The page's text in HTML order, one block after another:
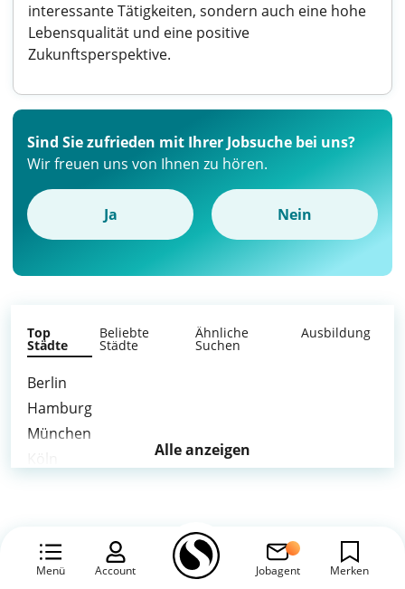
interessante Tätigkeiten, sondern auch eine hohe
Lebensqualität und eine positive
Zukunftsperspektive.
Menü Account Jobagent Merken
Sind Sie zufrieden mit Ihrer Jobsuche bei uns?
Wir freuen uns von Ihnen zu hören.
Ja Nein
Top
Städte
Beliebte
Städte
Ähnliche
Suchen
Ausbildung
Berlin
Hamburg
München
Leipzig
Alle anzeigen